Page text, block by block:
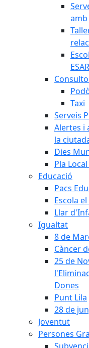
amb
Taxi
Serveis
Alertes i
la
Dies
Pla
Educació
Pacs
Escola
Llar
Igualtat
8 de
Càncer
25 de
Dones
Punt Lila
28 de
Joventut
Persones